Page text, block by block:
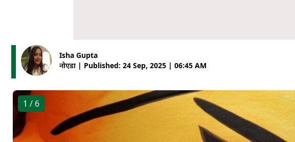
Isha Gupta
नोएडा | Published: 24 Sep, 2025 | 06:45 AM
1 / 6